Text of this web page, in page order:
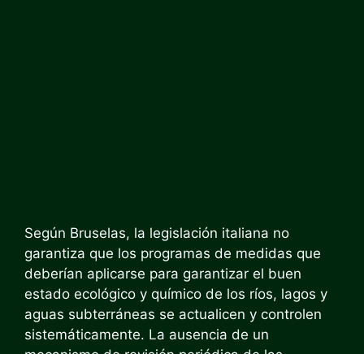
Según Bruselas, la legislación italiana no
garantiza que los programas de medidas que
deberían aplicarse para garantizar el buen
estado ecológico y químico de los ríos, lagos y
aguas subterráneas se actualicen y controlen
sistemáticamente. La ausencia de un